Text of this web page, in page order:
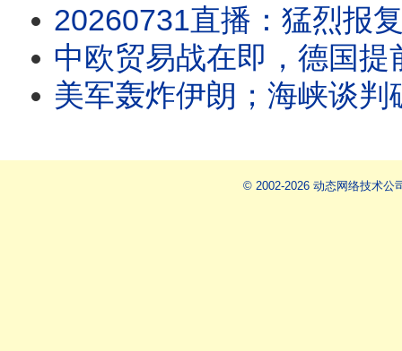
20260731直播：猛烈报复仅是有限打击，美媒：川普无能狂怒，美国面临战略失败
中欧贸易战在即，德国
美军轰炸伊朗；海峡谈判破局
© 2002-2026 动态网络技术公